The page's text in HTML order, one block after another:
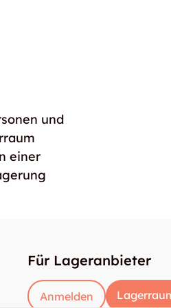
und
einer
Für Lageranbieter
Anmelden